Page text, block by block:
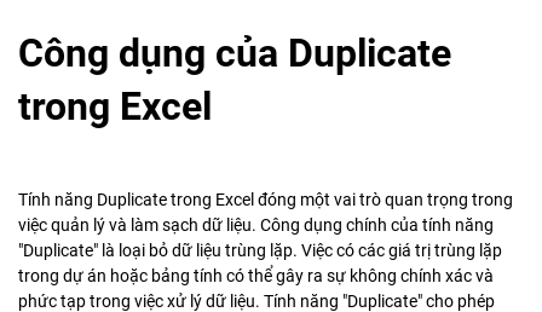
Công dụng của Duplicate
trong Excel
Tính năng Duplicate trong Excel đóng một vai trò quan trọng trong
việc quản lý và làm sạch dữ liệu. Công dụng chính của tính năng
"Duplicate" là loại bỏ dữ liệu trùng lặp. Việc có các giá trị trùng lặp
trong dự án hoặc bảng tính có thể gây ra sự không chính xác và
phức tạp trong việc xử lý dữ liệu. Tính năng "Duplicate" cho phép